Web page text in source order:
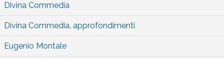
Divina Commedia
Divina Commedia, approfondimenti
Eugenio Montale